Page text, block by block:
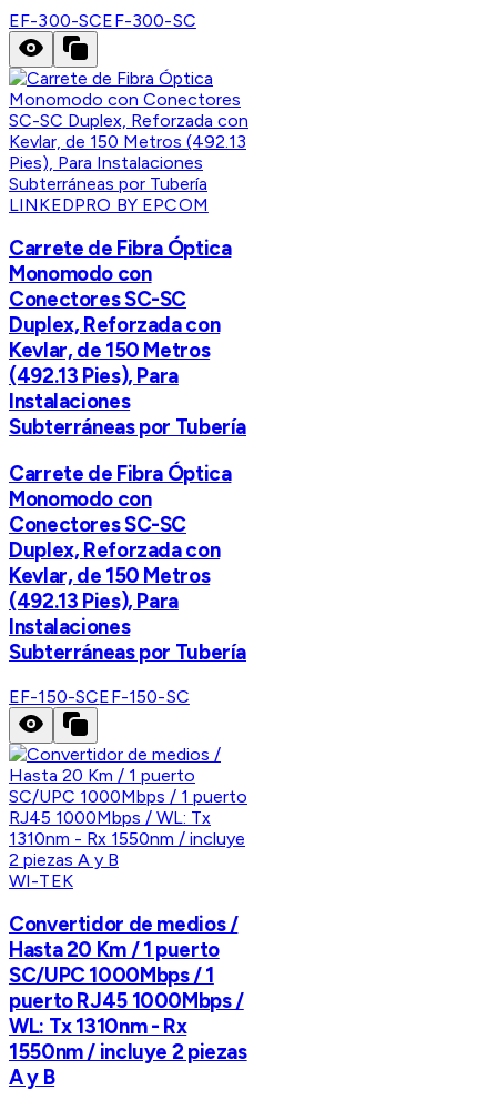
EF-300-SCEF-300-SC
LINKEDPRO BY EPCOM
Carrete de Fibra Óptica
Monomodo con
Conectores SC-SC
Duplex, Reforzada con
Kevlar, de 150 Metros
(492.13 Pies), Para
Instalaciones
Subterráneas por Tubería
Carrete de Fibra Óptica
Monomodo con
Conectores SC-SC
Duplex, Reforzada con
Kevlar, de 150 Metros
(492.13 Pies), Para
Instalaciones
Subterráneas por Tubería
EF-150-SCEF-150-SC
WI-TEK
Convertidor de medios /
Hasta 20 Km / 1 puerto
SC/UPC 1000Mbps / 1
puerto RJ45 1000Mbps /
WL: Tx 1310nm - Rx
1550nm / incluye 2 piezas
A y B